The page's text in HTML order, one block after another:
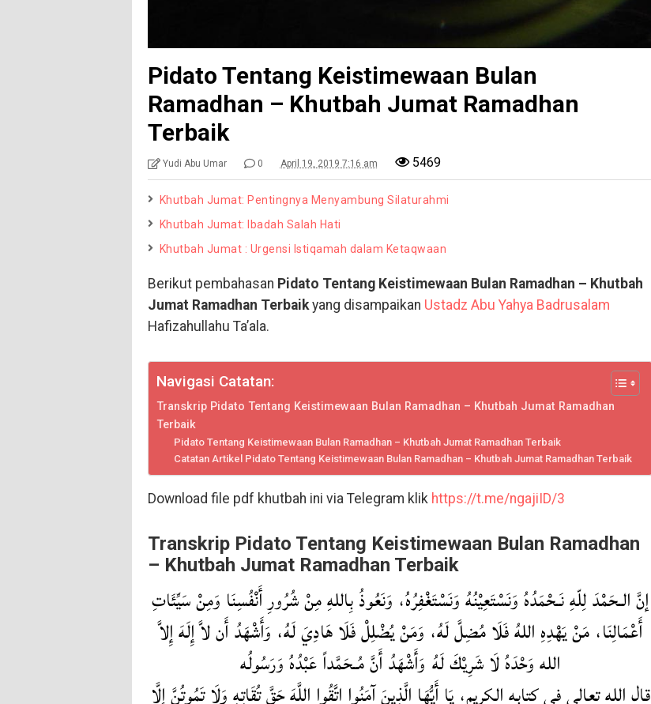
Pidato Tentang Keistimewaan Bulan
Ramadhan – Khutbah Jumat Ramadhan
Terbaik
Yudi Abu Umar 0 April 19, 2019 7:16 am 5469
Khutbah Jumat: Pentingnya Menyambung Silaturahmi
Khutbah Jumat: Ibadah Salah Hati
Khutbah Jumat : Urgensi Istiqamah dalam Ketaqwaan
Berikut pembahasan Pidato Tentang Keistimewaan Bulan Ramadhan – Khutbah
Jumat Ramadhan Terbaikyang disampaikan Ustadz Abu Yahya Badrusalam
Hafizahullahu Ta’ala.
Navigasi Catatan:
Transkrip Pidato Tentang Keistimewaan Bulan Ramadhan – Khutbah Jumat Ramadhan
Terbaik
Pidato Tentang Keistimewaan Bulan Ramadhan – Khutbah Jumat Ramadhan Terbaik
Catatan Artikel Pidato Tentang Keistimewaan Bulan Ramadhan – Khutbah Jumat Ramadhan Terbaik
Download file pdf khutbah ini via Telegram klik https://t.me/ngajiID/3
Transkrip Pidato Tentang Keistimewaan Bulan Ramadhan
– Khutbah Jumat Ramadhan Terbaik
إنَّ الـحَمْدَ لِلّهِ نَـحْمَدُهُ وَنَسْتَعِيْنُهُ وَنَسْتَغْفِرُهُ، وَنَعُوذُ بِاللهِ مِنْ شُرُورِ أَنْفُسِنَا وَمِنْ سَيِّئَاتِ
أَعْمَالِنَا، مَنْ يَهْدِهِ اللهُ فَلَا مُضِلَّ لَهُ، وَمَنْ يُضْلِلْ فَلَا هَادِيَ لَهُ، وَأَشْهَدُ أَن لاَّ إِلَهَ إِلاَّ
الله وَحْدَهُ لَا شَرِيْكَ لَهُ وَأَشْهَدُ أَنَّ مُـحَمَّداً عَبْدُهُ وَرَسُولُه
قال الله تعالى فى كتابه الكريم، يَا أَيُّهَا الَّذِينَ آمَنُوا اتَّقُوا اللَّهَ حَقَّ تُقَاتِهِ وَلَا تَمُوتُنَّ إِلَّا